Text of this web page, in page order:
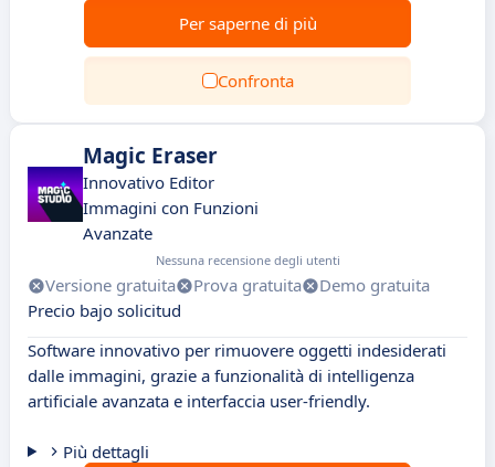
Per saperne di più
Confronta
Magic Eraser
Innovativo Editor
Immagini con Funzioni
Avanzate
Nessuna recensione degli utenti
Versione gratuita Prova gratuita
Demo gratuita
Precio bajo solicitud
Software innovativo per rimuovere oggetti indesiderati
dalle immagini, grazie a funzionalità di intelligenza
artificiale avanzata e interfaccia user-friendly.
Più dettagli